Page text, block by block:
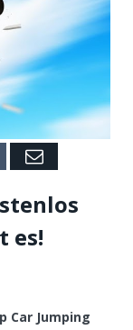
Email
es!
Car Jumping